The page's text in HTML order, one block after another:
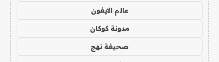
عالم الايفون
مدونة كوكان
صحيفة نهج